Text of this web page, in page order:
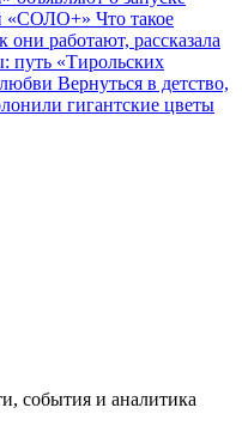
«СОЛО+» Что такое
работают, рассказала
путь «Тирольских
Вернуться в детство,
гигантские цветы
и аналитика